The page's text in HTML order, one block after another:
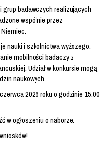
badawczych realizujących
wspólnie przez
nauki i szkolnictwa wyższego.
mobilności badaczy z
Udział w konkursie mogą
naukowych.
2026 roku o godzinie 15:00
w ogłoszeniu o naborze.